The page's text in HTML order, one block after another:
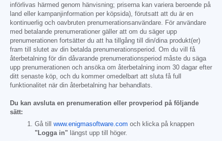
införlivas härmed genom hänvisning; priserna kan variera beroende på
land eller kampanjinformation per köpsida), förutsatt att du är en
kontinuerlig och oavbruten prenumerationsanvändare. För användare
med betalande prenumerationer gäller att om du säger upp
prenumerationen fortsätter du att ha tillgång till din/dina produkt(er)
fram till slutet av din betalda prenumerationsperiod. Om du vill få
återbetalning för din dåvarande prenumerationsperiod måste du säga
upp prenumerationen och ansöka om återbetalning inom 30 dagar efter
ditt senaste köp, och du kommer omedelbart att sluta få full
funktionalitet när din återbetalning har behandlats.
Du kan avsluta en prenumeration eller provperiod på följande
sätt:
Gå till www.enigmasoftware.com och klicka på knappen
"Logga in" längst upp till höger.